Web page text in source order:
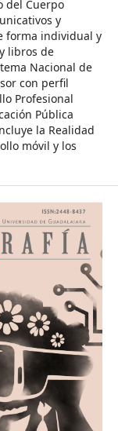
del Cuerpo
y
forma individual y
libros de
Nacional de
con perfil
Profesional
Pública
la Realidad
móvil y los